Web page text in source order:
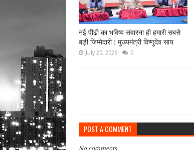
नई पीढ़ी का भविष्य संवारना ही हमारी सबसे
बड़ी जिम्मेदारी : मुख्यमंत्री विष्णुदेव साय
July 20, 2026 0
POST A COMMENT
No comments